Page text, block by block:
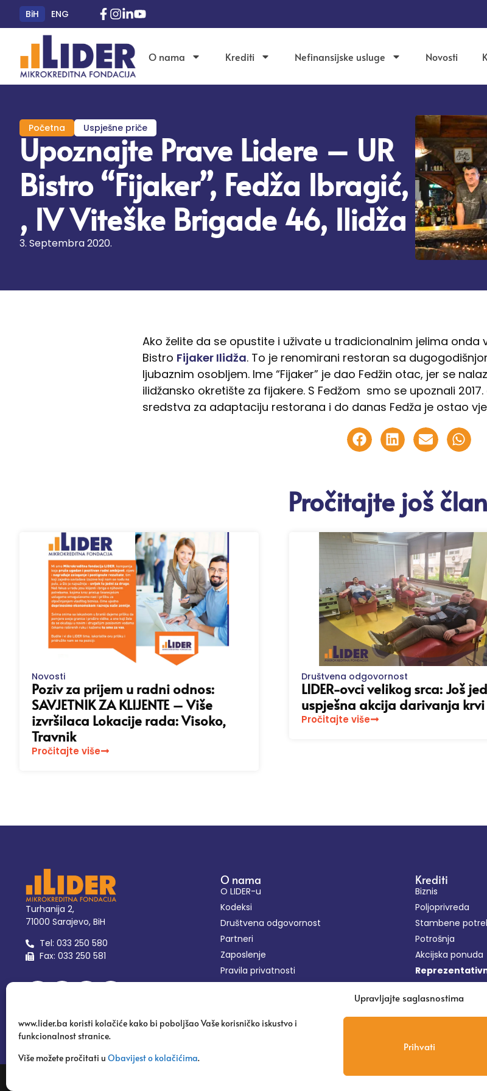
Upravljajte saglasnostima
www.lider.ba koristi kolačiće kako bi poboljšao Vaše korisničko iskustvo i
funkcionalnost stranice.
Više možete pročitati u Obavijest o kolačićima.
Prihvati
BiH ENG
O nama Krediti Nefinansijske usluge Novosti
Početna Uspješne priče
Upoznajte Prave Lidere – UR
Bistro “Fijaker”, Fedža Ibragić,
, IV Viteške Brigade 46, Ilidža
3. Septembra 2020.
Ako želite da se opustite i uživate u tradicionalnim jelima onda
Bistro Fijaker Ilidža. To je renomirani restoran sa
ljubaznim osobljem. Ime “Fijaker” je dao Fedžin otac, jer se
ilidžansko okretište za fijakere. S Fedžom smo se upoznali
sredstva za adaptaciju restorana i do danas Fedža je ostao
Pročitajte još
Novosti
Poziv za prijem u radni odnos:
SAVJETNIK ZA KLIJENTE – Više
izvršilaca Lokacije rada: Visoko,
Travnik
Pročitajte više
Društvena odgovornost
LIDER-ovci velikog srca: Još
uspješna akcija darivanja krvi
Pročitajte više
Turhanija 2,
71000 Sarajevo, BiH
Tel: 033 250 580
Fax: 033 250 581
O nama
O LIDER-u
Kodeksi
Društvena odgovornost
Partneri
Zaposlenje
Pravila privatnosti
Krediti
Biznis
Poljoprivreda
Stambene
Potrošnja
Akcijska ponuda
Pošalji zahtjev
Najčešća pitanja